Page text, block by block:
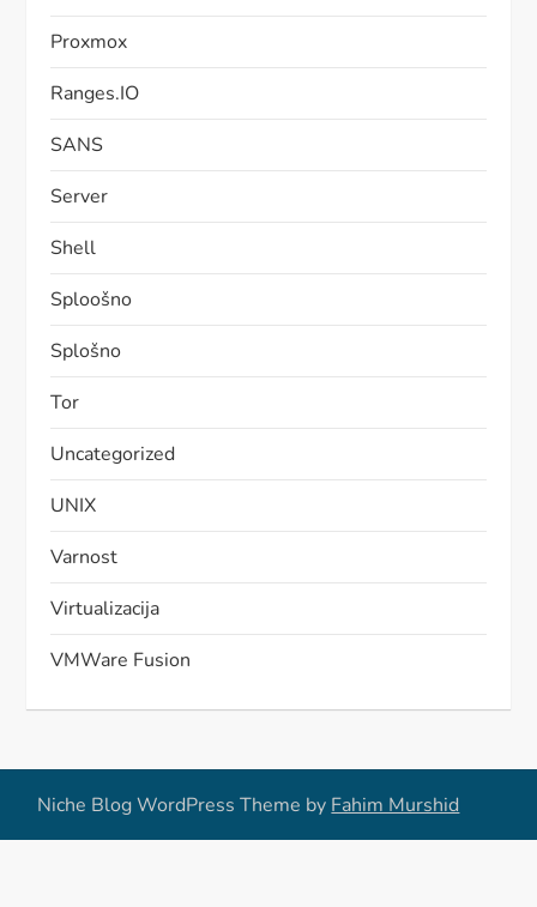
Proxmox
Ranges.IO
SANS
Server
Shell
Sploošno
Splošno
Tor
Uncategorized
UNIX
Varnost
Virtualizacija
VMWare Fusion
Niche Blog WordPress Theme by Fahim Murshid